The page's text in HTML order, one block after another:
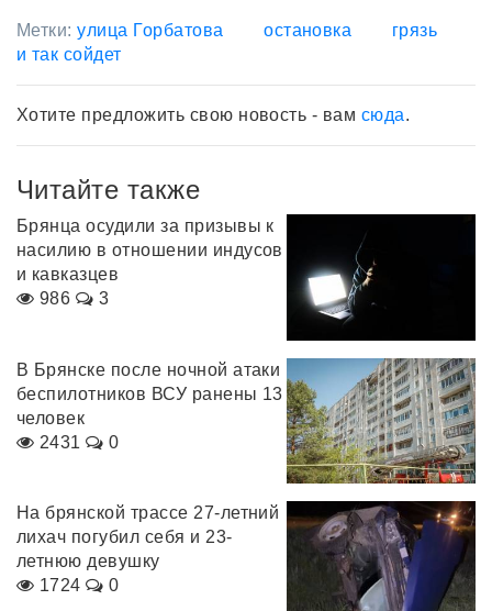
Метки:улица Горбатова остановка
грязь
и так сойдет
Хотите предложить свою новость - вам сюда.
Читайте также
Брянца осудили за призывы к
насилию в отношении индусов
и кавказцев
986
3
В Брянске после ночной атаки
беспилотников ВСУ ранены 13
человек
2431
0
На брянской трассе 27-летний
лихач погубил себя и 23-
летнюю девушку
1724
0